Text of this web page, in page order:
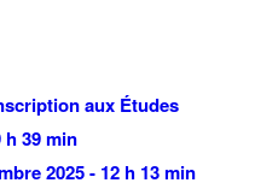
aux Études
h 39 min
2025 - 12 h 13 min